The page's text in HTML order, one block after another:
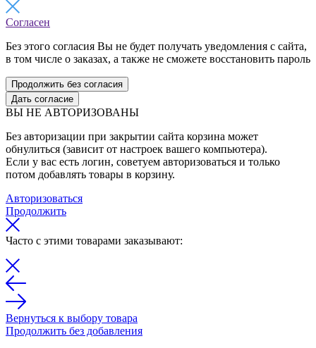
Согласен
Без этого согласия Вы не будет получать уведомления с сайта,
в том числе о заказах, а также не сможете восстановить пароль
Продолжить без согласия
Дать согласие
ВЫ НЕ АВТОРИЗОВАНЫ
Без авторизации при закрытии сайта корзина может
обнулиться (зависит от настроек вашего компьютера).
Если у вас есть логин, советуем авторизоваться и только
потом добавлять товары в корзину.
Авторизоваться
Продолжить
Часто с этими товарами заказывают:
Вернуться к выбору товара
Продолжить без добавления